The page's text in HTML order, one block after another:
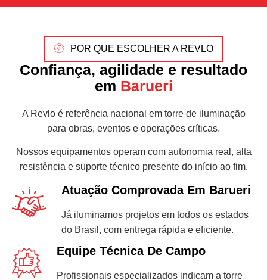
POR QUE ESCOLHER A REVLO
Confiança, agilidade e resultado
em Barueri
A Revlo é referência nacional em torre de iluminação
para obras, eventos e operações críticas.
Nossos equipamentos operam com autonomia real, alta
resistência e suporte técnico presente do início ao fim.
Atuação Comprovada Em Barueri
Já iluminamos projetos em todos os estados
do Brasil, com entrega rápida e eficiente.
Equipe Técnica De Campo
Profissionais especializados indicam a torre